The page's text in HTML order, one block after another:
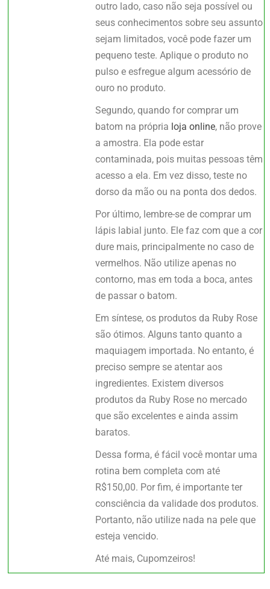
outro lado, caso não seja possível ou
seus conhecimentos sobre seu assunto
sejam limitados, você pode fazer um
pequeno teste. Aplique o produto no
pulso e esfregue algum acessório de
ouro no produto.
Segundo, quando for comprar um
batom na própria loja online, não prove
a amostra. Ela pode estar
contaminada, pois muitas pessoas têm
acesso a ela. Em vez disso, teste no
dorso da mão ou na ponta dos dedos.
Por último, lembre-se de comprar um
lápis labial junto. Ele faz com que a cor
dure mais, principalmente no caso de
vermelhos. Não utilize apenas no
contorno, mas em toda a boca, antes
de passar o batom.
Em síntese, os produtos da Ruby Rose
são ótimos. Alguns tanto quanto a
maquiagem importada. No entanto, é
preciso sempre se atentar aos
ingredientes. Existem diversos
produtos da Ruby Rose no mercado
que são excelentes e ainda assim
baratos.
Dessa forma, é fácil você montar uma
rotina bem completa com até
R$150,00. Por fim, é importante ter
consciência da validade dos produtos.
Portanto, não utilize nada na pele que
esteja vencido.
Até mais, Cupomzeiros!